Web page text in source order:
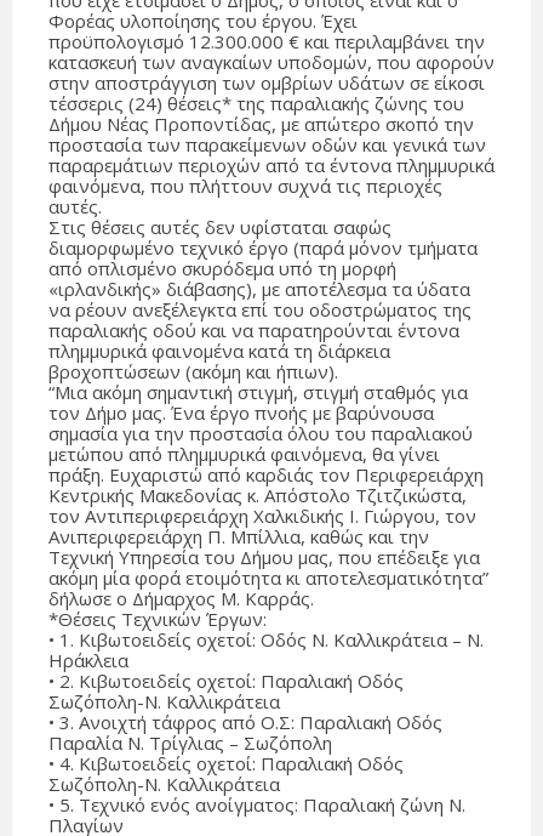
Φορέας υλοποίησης του έργου. Έχει
προϋπολογισμό 12.300.000 € και περιλαμβάνει την
κατασκευή των αναγκαίων υποδομών, που αφορούν
στην αποστράγγιση των ομβρίων υδάτων σε είκοσι
τέσσερις (24) θέσεις* της παραλιακής ζώνης του
Δήμου Νέας Προποντίδας, με απώτερο σκοπό την
προστασία των παρακείμενων οδών και γενικά των
παραρεμάτιων περιοχών από τα έντονα πλημμυρικά
φαινόμενα, που πλήττουν συχνά τις περιοχές
αυτές.
Στις θέσεις αυτές δεν υφίσταται σαφώς
διαμορφωμένο τεχνικό έργο (παρά μόνον τμήματα
από οπλισμένο σκυρόδεμα υπό τη μορφή
«ιρλανδικής» διάβασης), με αποτέλεσμα τα ύδατα
να ρέουν ανεξέλεγκτα επί του οδοστρώματος της
παραλιακής οδού και να παρατηρούνται έντονα
πλημμυρικά φαινομένα κατά τη διάρκεια
βροχοπτώσεων (ακόμη και ήπιων).
“Μια ακόμη σημαντική στιγμή, στιγμή σταθμός για
τον Δήμο μας. Ένα έργο πνοής με βαρύνουσα
σημασία για την προστασία όλου του παραλιακού
μετώπου από πλημμυρικά φαινόμενα, θα γίνει
πράξη. Ευχαριστώ από καρδιάς τον Περιφερειάρχη
Κεντρικής Μακεδονίας κ. Απόστολο Τζιτζικώστα,
τον Αντιπεριφερειάρχη Χαλκιδικής Ι. Γιώργου, τον
Ανιπεριφερειάρχη Π. Μπίλλια, καθώς και την
Τεχνική Υπηρεσία του Δήμου μας, που επέδειξε για
ακόμη μία φορά ετοιμότητα κι αποτελεσματικότητα”
δήλωσε ο Δήμαρχος Μ. Καρράς.
*Θέσεις Τεχνικών Έργων:
• 1. Κιβωτοειδείς οχετοί: Οδός Ν. Καλλικράτεια – Ν.
Ηράκλεια
• 2. Κιβωτοειδείς οχετοί: Παραλιακή Οδός
Σωζόπολη-Ν. Καλλικράτεια
• 3. Ανοιχτή τάφρος από Ο.Σ: Παραλιακή Οδός
Παραλία Ν. Τρίγλιας – Σωζόπολη
• 4. Κιβωτοειδείς οχετοί: Παραλιακή Οδός
Σωζόπολη-Ν. Καλλικράτεια
• 5. Τεχνικό ενός ανοίγματος: Παραλιακή ζώνη Ν.
Πλαγίων